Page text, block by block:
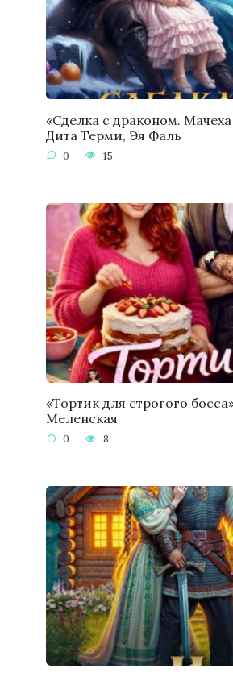
«Сделка с драконом.
Дита Терми, Эя Фаль
0 15
«Тортик для строгого
Меленская
0 8